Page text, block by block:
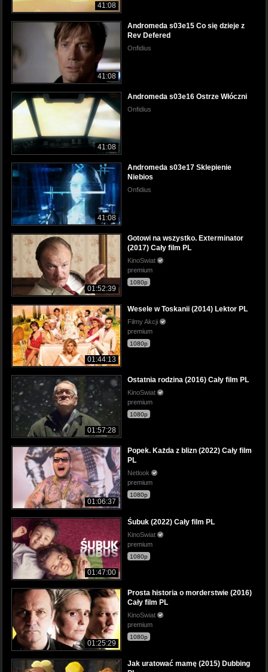
41:08
41:08
Andromeda s03e15 Co się dzieje z
Rev Defered
Onfidius
41:08
Andromeda s03e16 Ostrze Włóczni
Onfidius
41:08
Andromeda s03e17 Sklepienie
Niebios
Onfidius
01:52:39
Gotowi na wszystko. Exterminator
(2017) Cały film PL
KinoSwiat
premium
1080p
01:44:13
Wesele w Toskanii (2014) Lektor PL
Filmy Akcji
premium
1080p
01:57:28
Ostatnia rodzina (2016) Cały film PL
KinoSwiat
premium
1080p
01:06:37
Popek. Każda z blizn (2022) Cały film
PL
Netlook
premium
1080p
01:47:00
Śubuk (2022) Cały film PL
KinoSwiat
premium
1080p
01:25:29
Prosta historia o morderstwie (2016)
Cały film PL
KinoSwiat
premium
1080p
Jak uratować mamę (2015) Dubbing